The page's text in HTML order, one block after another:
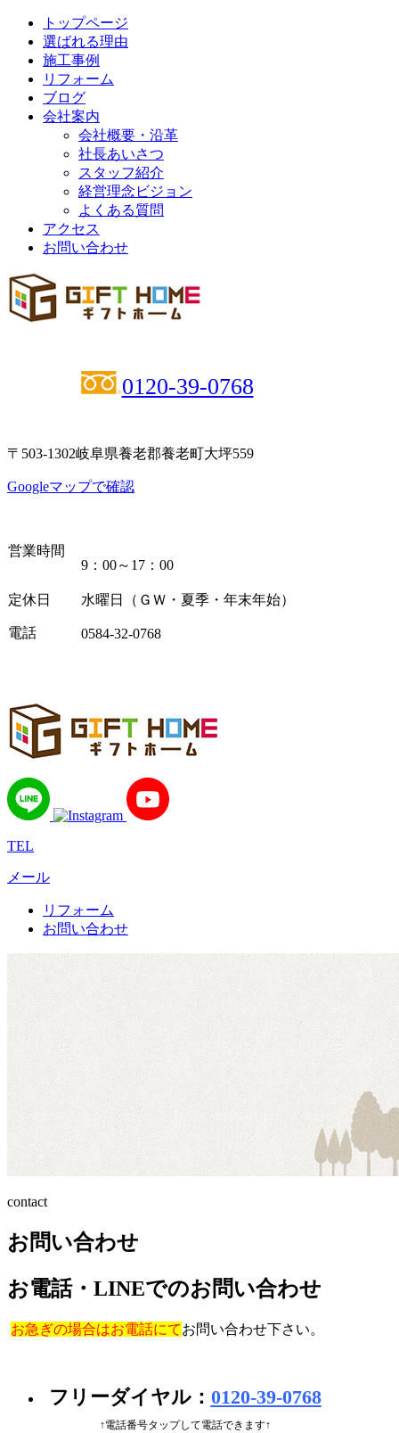
トップページ
選ばれる理由
施工事例
リフォーム
ブログ
会社案内
会社概要・沿革
社長あいさつ
スタッフ紹介
経営理念ビジョン
よくある質問
アクセス
お問い合わせ
0120-39-0768
〒503-1302岐阜県養老郡養老町大坪559
Googleマップで確認
営業時間
9：00～17：00
定休日 水曜日（ＧＷ・夏季・年末年始）
電話 0584-32-0768
TEL
メール
リフォーム
お問い合わせ
contact
お問い合わせ
お電話・LINEでのお問い合わせ
お急ぎの場合はお電話にてお問い合わせ下さい。
フリーダイヤル： 0120-39-0768
↑電話番号タップして電話できます↑